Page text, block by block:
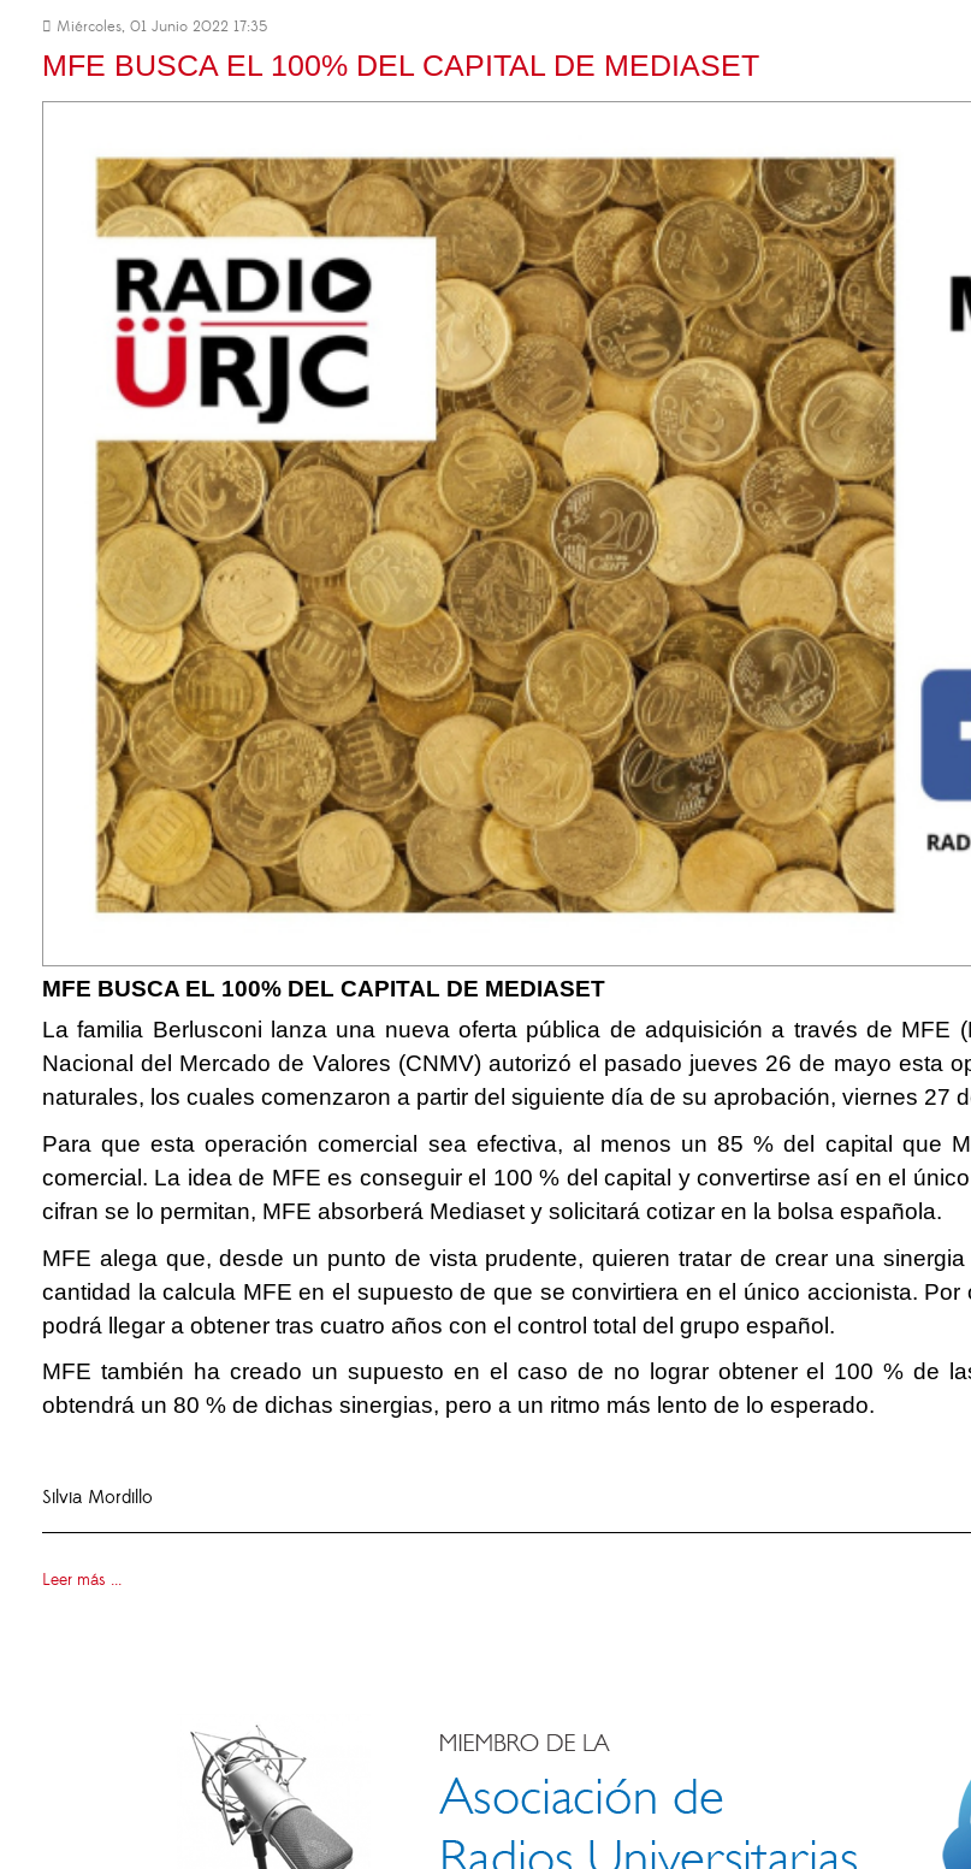
Miércoles, 01 Junio 2022 17:35
MFE BUSCA EL 100% DEL CAPITAL DE MEDIASET
MFE BUSCA EL 100% DEL CAPITAL DE MEDIASET
La familia Berlusconi lanza una nueva oferta pública de adquisición a través de MFE
Nacional del Mercado de Valores (CNMV) autorizó el pasado jueves 26 de mayo esta
naturales, los cuales comenzaron a partir del siguiente día de su aprobación, viernes 27
Para que esta operación comercial sea efectiva, al menos un 85 % del capital que
comercial. La idea de MFE es conseguir el 100 % del capital y convertirse así en el
cifran se lo permitan, MFE absorberá Mediaset y solicitará cotizar en la bolsa española.
MFE alega que, desde un punto de vista prudente, quieren tratar de crear una
cantidad la calcula MFE en el supuesto de que se convirtiera en el único accionista.
podrá llegar a obtener tras cuatro años con el control total del grupo español.
MFE también ha creado un supuesto en el caso de no lograr obtener el 100 % de
obtendrá un 80 % de dichas sinergias, pero a un ritmo más lento de lo esperado.
Silvia Mordillo
Leer más ...